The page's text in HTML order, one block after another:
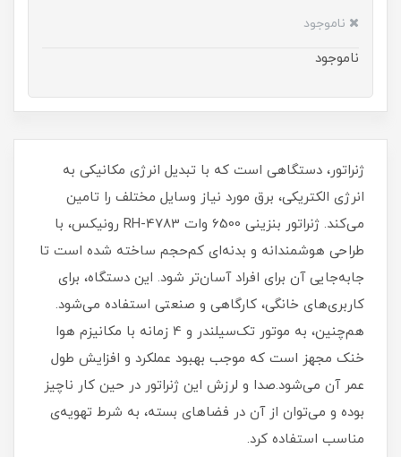
ناموجود
ناموجود
ژنراتور، دستگاهی است که با تبدیل انرژی مکانیکی به
انرژی الکتریکی، برق مورد نیاز وسایل مختلف را تامین
می‌کند. ژنراتور بنزینی 6500 وات RH-4783 رونیکس، با
طراحی هوشمندانه و بدنه‌ای کم‌حجم ساخته شده است تا
جابه‌جایی آن برای افراد آسان‌تر شود. این دستگاه، برای
کاربری‌های خانگی، کارگاهی و صنعتی استفاده می‌شود.
هم‌چنین، به موتور تک‌سیلندر و 4 زمانه با مکانیزم هوا
خنک مجهز است که موجب بهبود عملکرد و افزایش طول
عمر آن می‌شود.صدا و لرزش این ژنراتور در حین کار ناچیز
بوده و می‌توان از آن در فضاهای بسته، به شرط تهویه‌ی
مناسب استفاده کرد.